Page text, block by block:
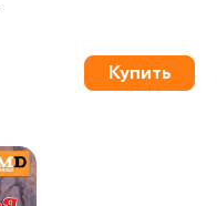
Купить